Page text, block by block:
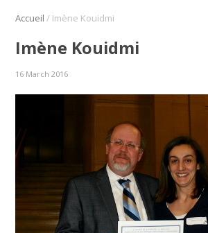
Accueil / Imène Kouidmi
Imène Kouidmi
16 March 2016